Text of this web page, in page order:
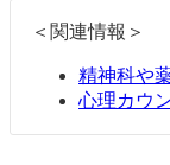
＜関連情報＞
精神科や
心理カウ